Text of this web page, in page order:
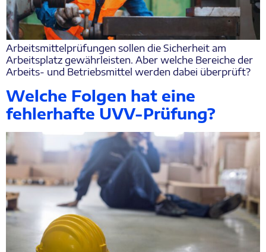
Arbeitsmittelprüfungen sollen die Sicherheit am
Arbeitsplatz gewährleisten. Aber welche Bereiche der
Arbeits- und Betriebsmittel werden dabei überprüft?
Welche Folgen hat eine
fehlerhafte UVV-Prüfung?